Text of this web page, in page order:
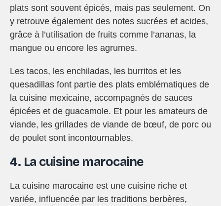
plats sont souvent épicés, mais pas seulement. On
y retrouve également des notes sucrées et acides,
grâce à l’utilisation de fruits comme l’ananas, la
mangue ou encore les agrumes.
Les tacos, les enchiladas, les burritos et les
quesadillas font partie des plats emblématiques de
la cuisine mexicaine, accompagnés de sauces
épicées et de guacamole. Et pour les amateurs de
viande, les grillades de viande de bœuf, de porc ou
de poulet sont incontournables.
4. La cuisine marocaine
La cuisine marocaine est une cuisine riche et
variée, influencée par les traditions berbères,